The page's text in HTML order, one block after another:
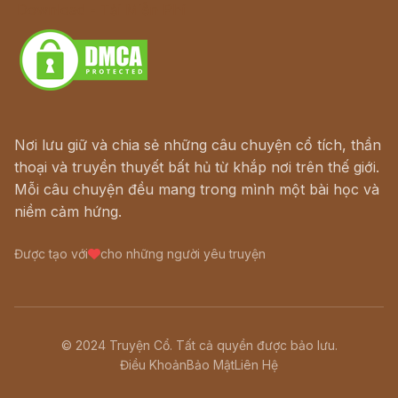
Nơi lưu giữ và chia sẻ những câu chuyện cổ tích, thần
thoại và truyền thuyết bất hủ từ khắp nơi trên thế giới.
Mỗi câu chuyện đều mang trong mình một bài học và
niềm cảm hứng.
Được tạo với cho những người yêu truyện
© 2024 Truyện Cổ. Tất cả quyền được bảo lưu.
Điều KhoảnBảo MậtLiên Hệ